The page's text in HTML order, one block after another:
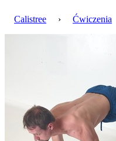
Calistree › Ćwiczenia